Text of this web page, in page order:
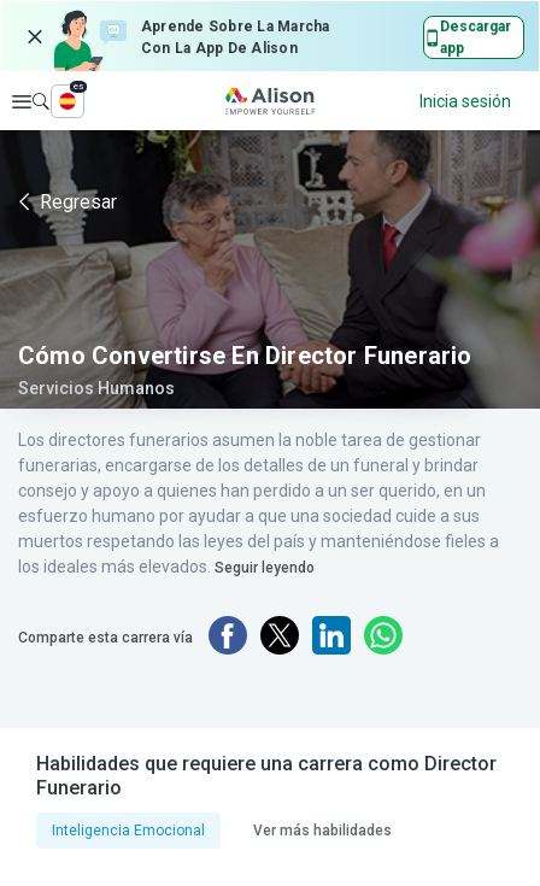
Aprende Sobre La Marcha
Con La App De Alison
Descargar
app
Explorar
es
Inicia sesión
Regresar
Cómo Convertirse En Director Funerario
Servicios Humanos
Los directores funerarios asumen la noble tarea de gestionar
funerarias, encargarse de los detalles de un funeral y brindar
consejo y apoyo a quienes han perdido a un ser querido, en un
esfuerzo humano por ayudar a que una sociedad cuide a sus
muertos respetando las leyes del país y manteniéndose fieles a
los ideales más elevados. Seguir leyendo
Comparte esta carrera vía
Habilidades que requiere una carrera como Director
Funerario
Inteligencia Emocional Ver más habilidades